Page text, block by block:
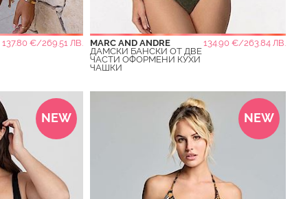
137.80 €/269.51 ЛВ.
MARC AND ANDRE
134.90 €/263.84 ЛВ.
ДАМСКИ БАНСКИ ОТ ДВЕ
ЧАСТИ ОФОРМЕНИ КУХИ
ЧАШКИ
NEW NEW